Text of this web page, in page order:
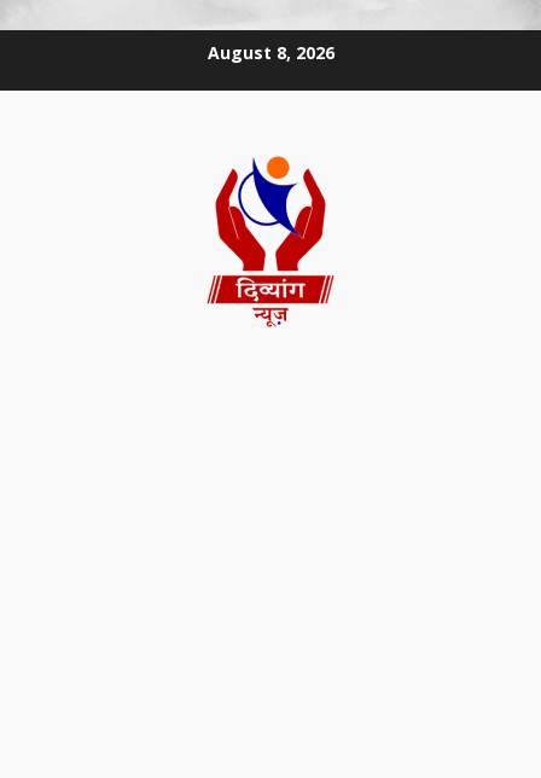
August 8, 2026